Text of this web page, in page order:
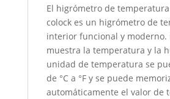
El higrómetro de
colock es un higrómetro de
interior funcional y moderno.
muestra la temperatura y la
unidad de temperatura se
de °C a °F y se puede
automáticamente el valor de